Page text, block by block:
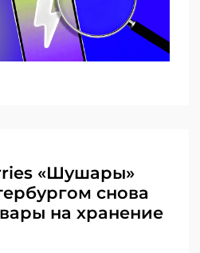
«Шушары»
снова
на хранение